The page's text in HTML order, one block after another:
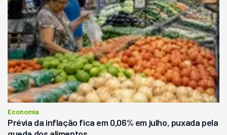
Economia
Prévia da inflação fica em 0,06% em julho, puxada pela